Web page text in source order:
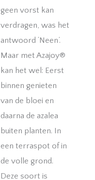
geen vorst kan
verdragen, was het
antwoord ‘Neen’.
Maar met Azajoy®
kan het wel: Eerst
binnen genieten
van de bloei en
daarna de azalea
buiten planten. In
een terraspot of in
de volle grond.
Deze soort is